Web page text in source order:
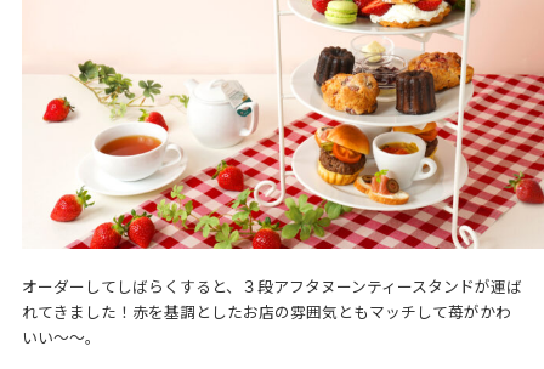
オーダーしてしばらくすると、３段アフタヌーンティースタンドが運ば
れてきました！赤を基調としたお店の雰囲気ともマッチして苺がかわ
いい～～。